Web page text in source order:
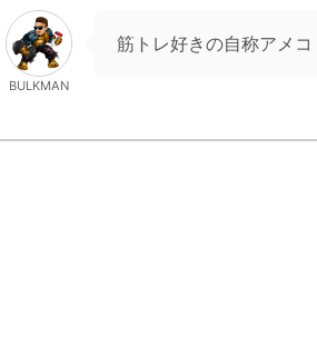
BULKMAN
筋トレ好きの自称アメコ